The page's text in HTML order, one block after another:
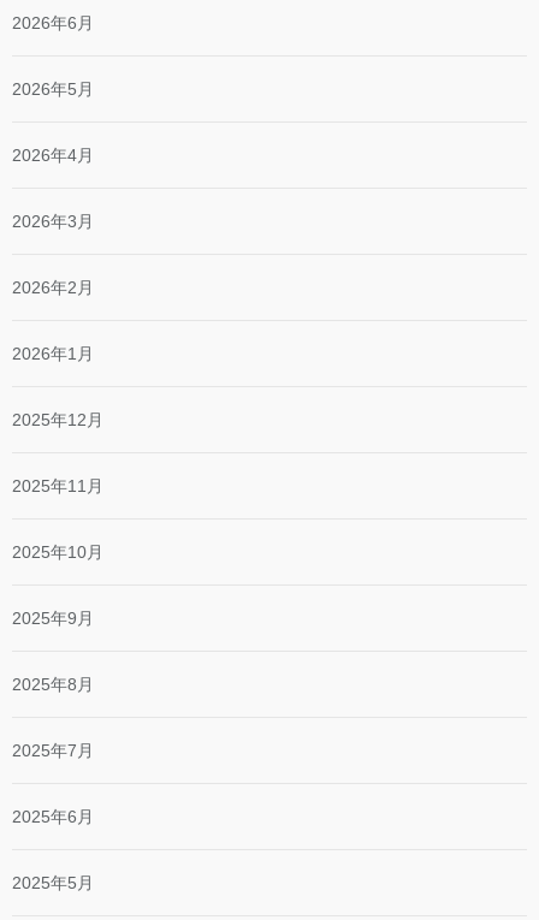
2026年6月
2026年5月
2026年4月
2026年3月
2026年2月
2026年1月
2025年12月
2025年11月
2025年10月
2025年9月
2025年8月
2025年7月
2025年6月
2025年5月